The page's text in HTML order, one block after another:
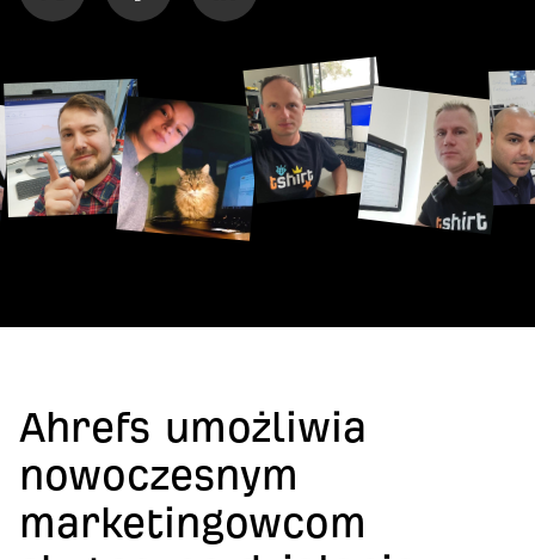
Ahrefs umożliwia
nowoczesnym
marketingowcom